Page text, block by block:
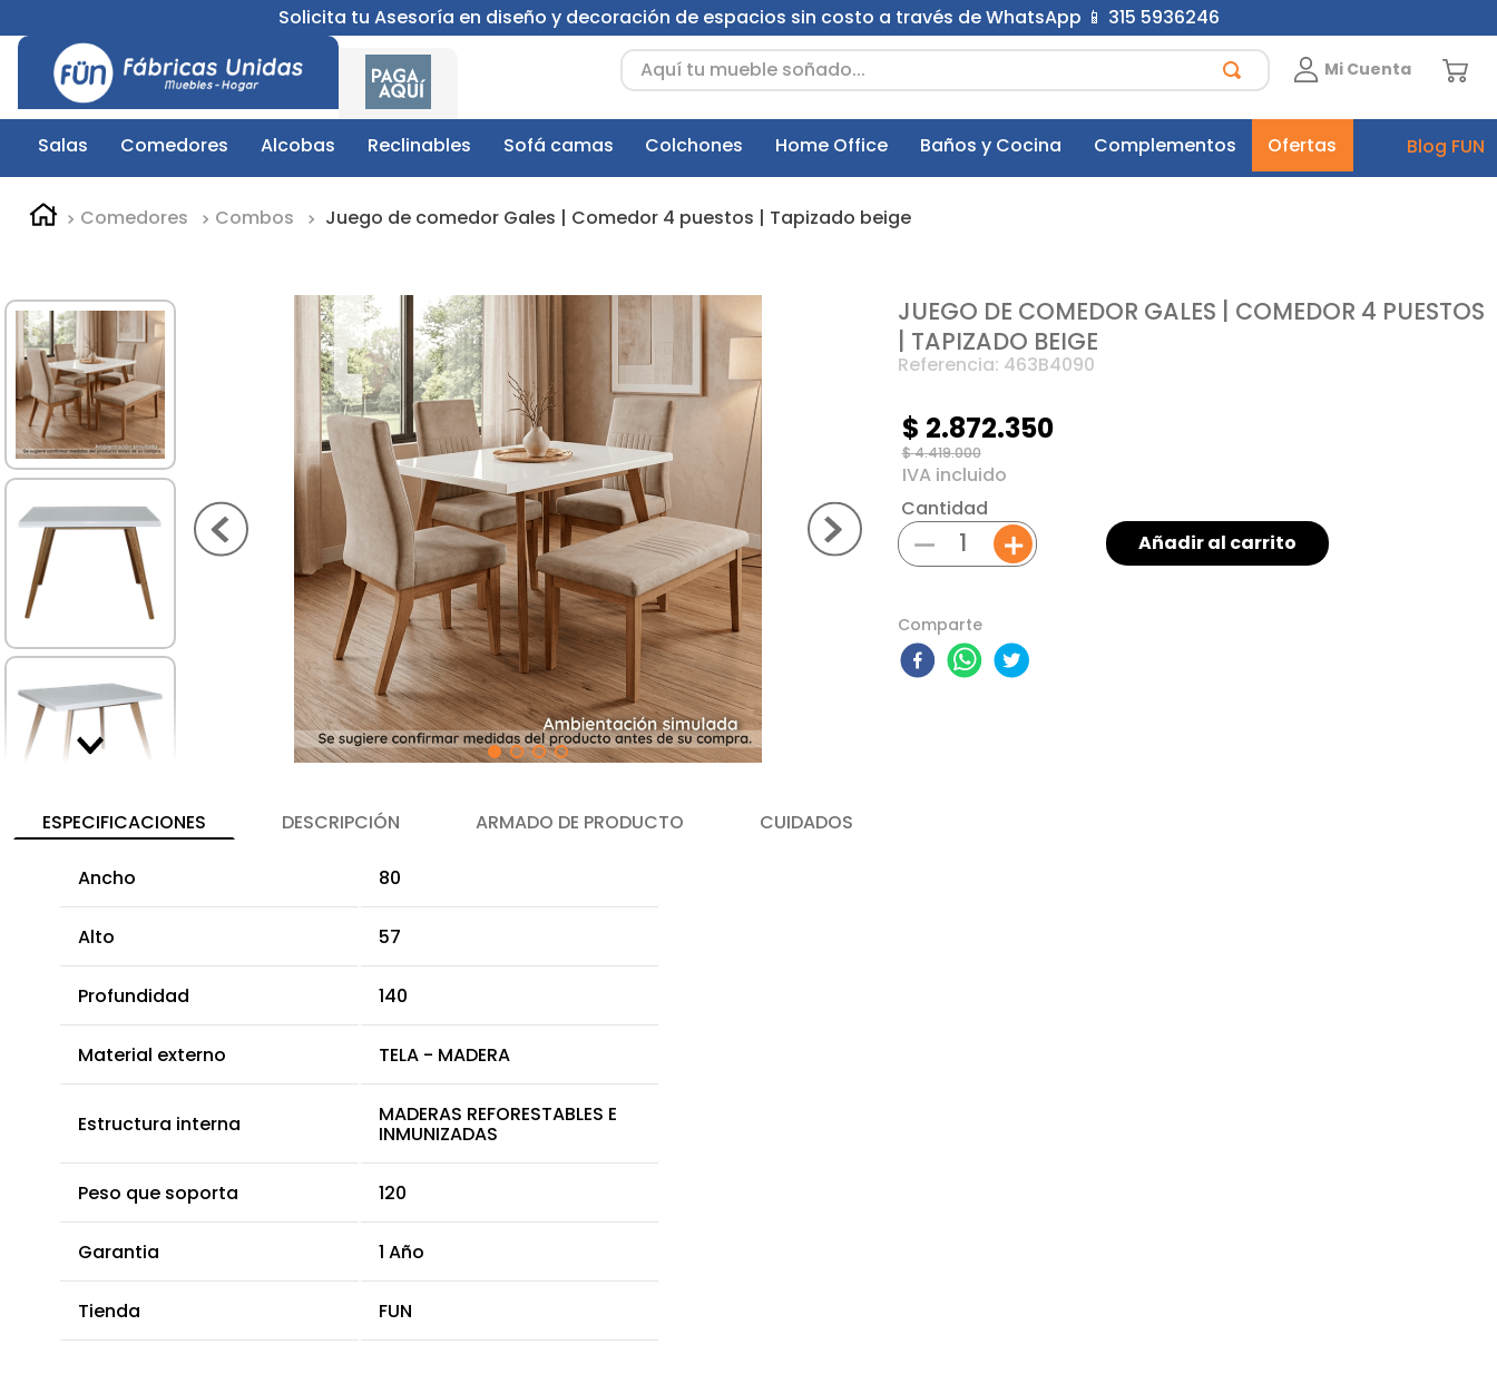
Solicita tu Asesoría en diseño y decoración de espacios sin costo a través de WhatsApp 📱 315 5936246
Aquí tu mueble soñado...
Mi Cuenta
Salas Comedores Alcobas Reclinables Sofá camas Colchones Home Office Baños y Cocina Complementos Ofertas Blog FUN
Comedores Combos Juego de comedor Gales | Comedor 4 puestos | Tapizado beige
JUEGO DE COMEDOR GALES | COMEDOR 4 PUESTOS
| TAPIZADO BEIGE
Referencia: 463B4090
$4.419.000
$ 2.872.350
Cantidad
＋
－ Añadir al carrito
Comparte
ESPECIFICACIONES DESCRIPCIÓN ARMADO DE PRODUCTO CUIDADOS
Ancho 80
Alto 57
Profundidad 140
Material externo TELA - MADERA
Estructura interna MADERAS REFORESTABLES E
INMUNIZADAS
Peso que soporta 120
Garantia 1 Año
Tienda FUN